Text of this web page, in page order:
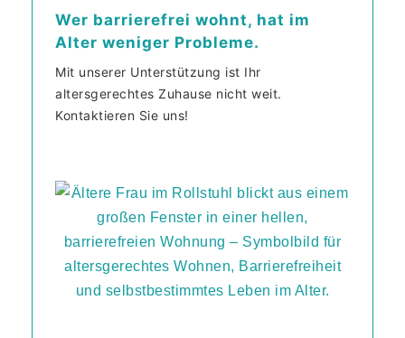
Wer barrierefrei wohnt, hat im
Alter weniger Probleme.
Mit unserer Unterstützung ist Ihr
altersgerechtes Zuhause nicht weit.
Kontaktieren Sie uns!